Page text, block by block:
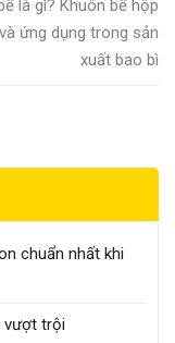
là gì? Khuôn bế hộp
ứng dụng trong sản
xuất bao bì
chuẩn nhất khi
vượt trội